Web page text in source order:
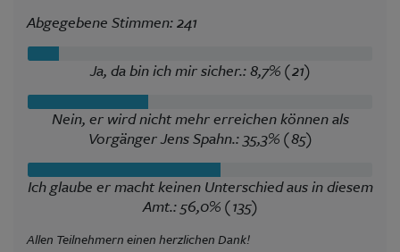
Abgegebene Stimmen: 241
Ja, da bin ich mir sicher.: 8,7% (21)
Nein, er wird nicht mehr erreichen können als
Vorgänger Jens Spahn.: 35,3% (85)
Ich glaube er macht keinen Unterschied aus in diesem
Amt.: 56,0% (135)
Allen Teilnehmern einen herzlichen Dank!